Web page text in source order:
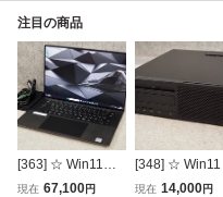
注目の商品
[363] ☆ Win11認
証済 ☆ DELL Pre
現在 67,100円
[348] ☆ Win11
認証済 ☆ hp Z2
現在 14,000円